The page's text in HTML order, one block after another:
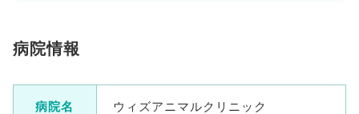
病院情報
病院名 ウィズアニマルクリニック